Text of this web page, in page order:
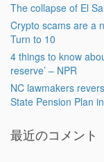
The collapse of El
Crypto scams are a
Turn to 10
4 things to know
reserve’ – NPR
NC lawmakers
State Pension Plan
最近のコメント